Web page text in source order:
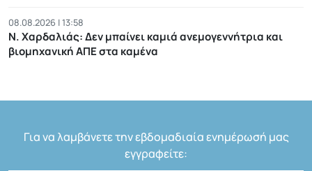
08.08.2026 | 13:58
Ν. Χαρδαλιάς: Δεν μπαίνει καμιά ανεμογεννήτρια και
βιομηχανική ΑΠΕ στα καμένα
Για να λαμβάνετε την εβδομαδιαία ενημέρωσή μας
εγγραφείτε: